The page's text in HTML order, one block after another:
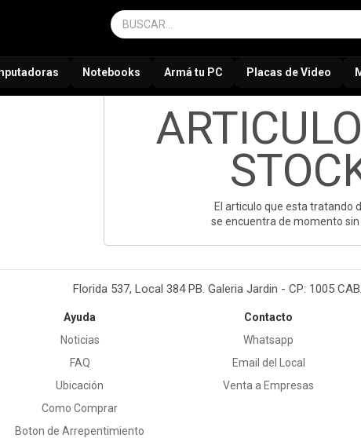
Notebooks Armá tu PC Placas de Video
El articulo que esta tratando
se encuentra de momento
Florida 537, Local 384 PB. Galeria Jardin - CP: 1005
Ayuda
Noticias
FAQ
Ubicación
Como Comprar
Boton de Arrepentimiento
Contacto
Whatsapp
Email del Local
Venta a Empresas